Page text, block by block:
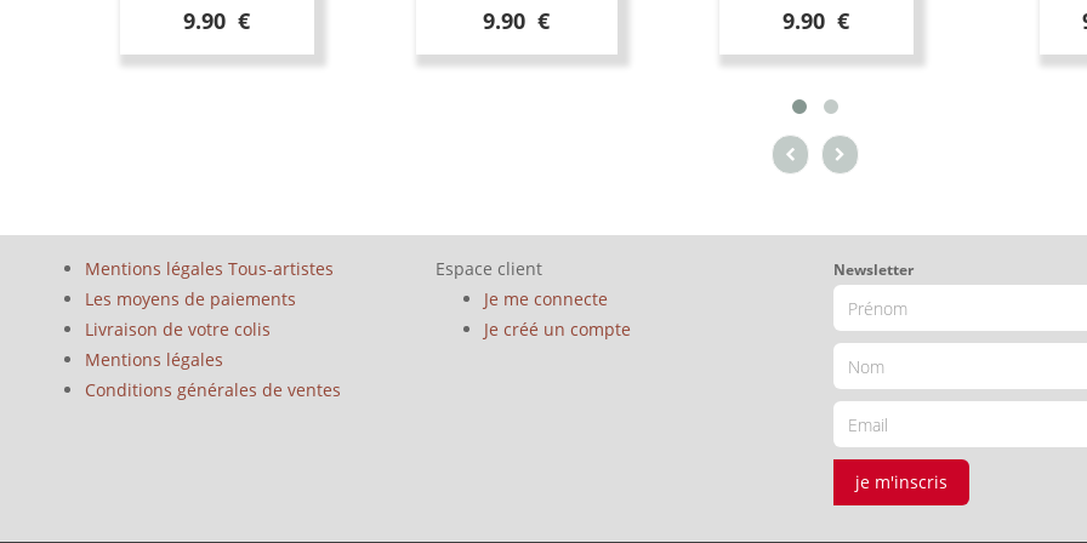
9.90 € 9.90 € 9.90 €
Mentions légales Tous-artistes
Les moyens de paiements
Livraison de votre colis
Mentions légales
Conditions générales de ventes
Espace client
Je me connecte
Je créé un compte
Newsletter
je m'inscris